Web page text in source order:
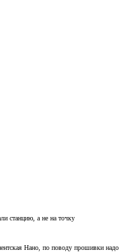
станцию, а не на точку
Нано, по поводу прошивки надо